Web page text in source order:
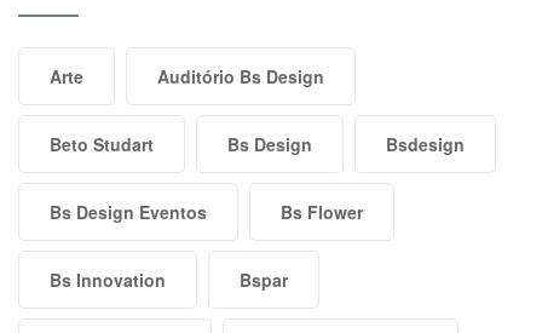
Arte Auditório Bs Design
Beto Studart Bs Design Bsdesign
Bs Design Eventos Bs Flower
Bs Innovation Bspar